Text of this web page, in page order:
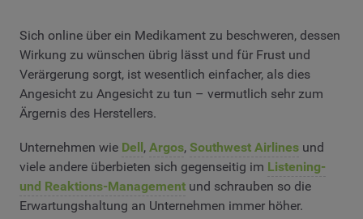
Sich online über ein Medikament zu beschweren, dessen
Wirkung zu wünschen übrig lässt und für Frust und
Verärgerung sorgt, ist wesentlich einfacher, als dies
Angesicht zu Angesicht zu tun – vermutlich sehr zum
Ärgernis des Herstellers.
Unternehmen wie Dell, Argos, Southwest Airlines und
viele andere überbieten sich gegenseitig im Listening-
und Reaktions-Management und schrauben so die
Erwartungshaltung an Unternehmen immer höher.